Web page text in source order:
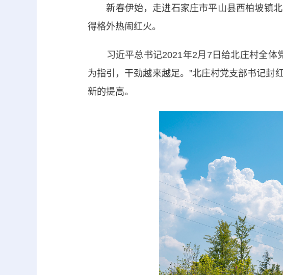
新春伊始，走进石家庄市平山县西柏坡镇北
得格外热闹红火。
习近平总书记2021年2月7日给北庄村全体
为指引，干劲越来越足。”北庄村党支部书记封
新的提高。